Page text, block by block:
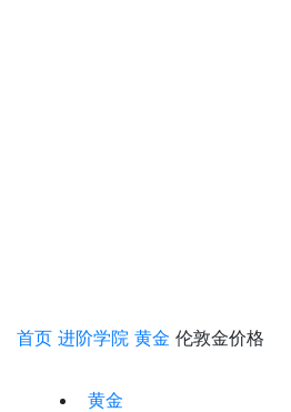
首页 进阶学院 黄金 伦敦金价格
黄金